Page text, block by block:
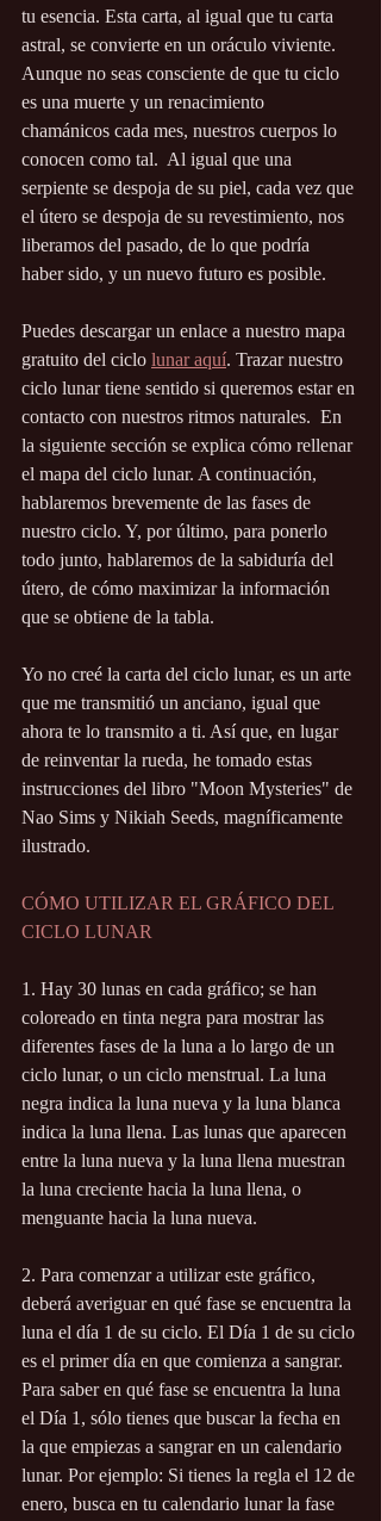
tu esencia. Esta carta, al igual que tu carta
astral, se convierte en un oráculo viviente.
Aunque no seas consciente de que tu ciclo
es una muerte y un renacimiento
chamánicos cada mes, nuestros cuerpos lo
conocen como tal.  Al igual que una
serpiente se despoja de su piel, cada vez que
el útero se despoja de su revestimiento, nos
liberamos del pasado, de lo que podría
haber sido, y un nuevo futuro es posible.
Puedes descargar un enlace a nuestro mapa
gratuito del ciclo lunar aquí. Trazar nuestro
ciclo lunar tiene sentido si queremos estar en
contacto con nuestros ritmos naturales.  En
la siguiente sección se explica cómo rellenar
el mapa del ciclo lunar. A continuación,
hablaremos brevemente de las fases de
nuestro ciclo. Y, por último, para ponerlo
todo junto, hablaremos de la sabiduría del
útero, de cómo maximizar la información
que se obtiene de la tabla.
Yo no creé la carta del ciclo lunar, es un arte
que me transmitió un anciano, igual que
ahora te lo transmito a ti. Así que, en lugar
de reinventar la rueda, he tomado estas
instrucciones del libro "Moon Mysteries" de
Nao Sims y Nikiah Seeds, magníficamente
ilustrado.
CÓMO UTILIZAR EL GRÁFICO DEL
CICLO LUNAR
1. Hay 30 lunas en cada gráfico; se han
coloreado en tinta negra para mostrar las
diferentes fases de la luna a lo largo de un
ciclo lunar, o un ciclo menstrual. La luna
negra indica la luna nueva y la luna blanca
indica la luna llena. Las lunas que aparecen
entre la luna nueva y la luna llena muestran
la luna creciente hacia la luna llena, o
menguante hacia la luna nueva.
2. Para comenzar a utilizar este gráfico,
deberá averiguar en qué fase se encuentra la
luna el día 1 de su ciclo. El Día 1 de su ciclo
es el primer día en que comienza a sangrar.
Para saber en qué fase se encuentra la luna
el Día 1, sólo tienes que buscar la fecha en
la que empiezas a sangrar en un calendario
lunar. Por ejemplo: Si tienes la regla el 12 de
enero, busca en tu calendario lunar la fase